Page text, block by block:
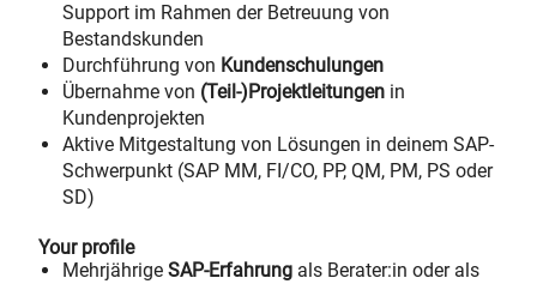
Support im Rahmen der Betreuung von
Bestandskunden
Durchführung von Kundenschulungen
Übernahme von (Teil-)Projektleitungen in
Kundenprojekten
Aktive Mitgestaltung von Lösungen in deinem SAP-
Schwerpunkt (SAP MM, FI/CO, PP, QM, PM, PS oder
SD)
Your profile
Mehrjährige SAP-Erfahrung als Berater:in oder als